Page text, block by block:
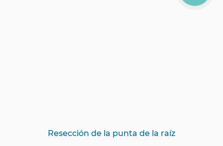
Resección de la punta de la raíz